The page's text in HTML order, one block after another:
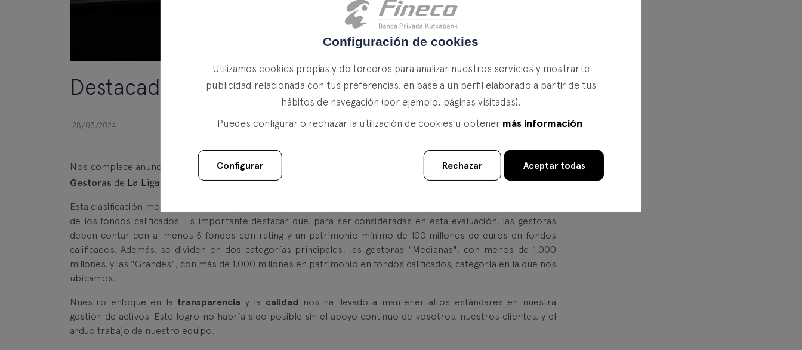
Destacada posición en Morningstar
28/03/2024
Nos complace anunciar que hemos cerrado el trimestre ocupando el
tercer puesto en el Ranking de Grandes
Gestoras de La Liga de Las Estrellas de Morningstar
Esta clasificación mensual evalúa a las gestoras españolas según el rating a 3 años ponderado por el patrimonio
de los fondos calificados. Es importante destacar que, para ser consideradas en esta evaluación, las gestoras
deben contar con al menos 5 fondos con rating y un patrimonio mínimo de 100 millones de euros en fondos
calificados. Además, se dividen en dos categorías principales: las gestoras "Medianas", con menos de 1.000
millones, y las "Grandes", con más de 1.000 millones en patrimonio en fondos calificados, categoría en la que nos
ubicamos.
Nuestro enfoque en la transparencia y la calidad nos ha llevado a mantener altos estándares en nuestra
gestión de activos. Este logro no habría sido posible sin el apoyo continuo de vosotros, nuestros clientes, y el
arduo trabajo de nuestro equipo.
Configuración de cookies
Utilizamos cookies propias y de terceros para analizar nuestros servicios y mostrarte
publicidad relacionada con tus preferencias, en base a un perfil elaborado a partir de tus
hábitos de navegación (por ejemplo, páginas visitadas).
Puedes configurar o rechazar la utilización de cookies u obtener más información.
Configurar Rechazar Aceptar todas